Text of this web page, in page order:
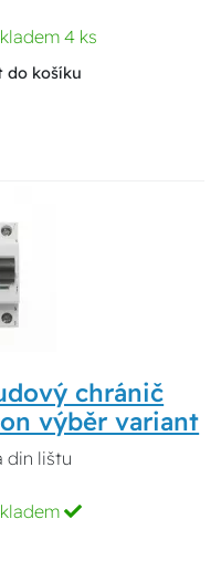
4 ks
do košíku
chránič
výběr variant
din lištu